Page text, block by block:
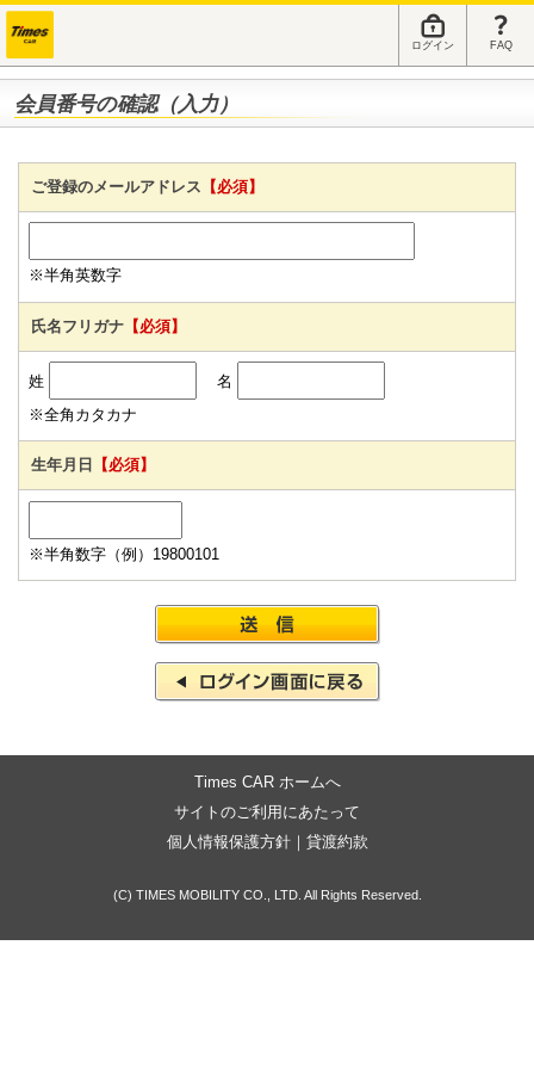
ログイン FAQ
会員番号の確認（入力）
ご登録のメールアドレス 【必須】
※半角英数字
氏名フリガナ 【必須】
姓
名
※全角カタカナ
生年月日 【必須】
※半角数字（例）19800101
Times CAR ホームへ
サイトのご利用にあたって
個人情報保護方針｜ 貸渡約款
(C) TIMES MOBILITY CO., LTD. All Rights Reserved.